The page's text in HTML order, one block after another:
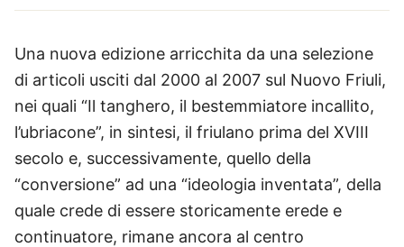
Una nuova edizione arricchita da una selezione
di articoli usciti dal 2000 al 2007 sul Nuovo Friuli,
nei quali “Il tanghero, il bestemmiatore incallito,
l’ubriacone”, in sintesi, il friulano prima del XVIII
secolo e, successivamente, quello della
“conversione” ad una “ideologia inventata”, della
quale crede di essere storicamente erede e
continuatore, rimane ancora al centro